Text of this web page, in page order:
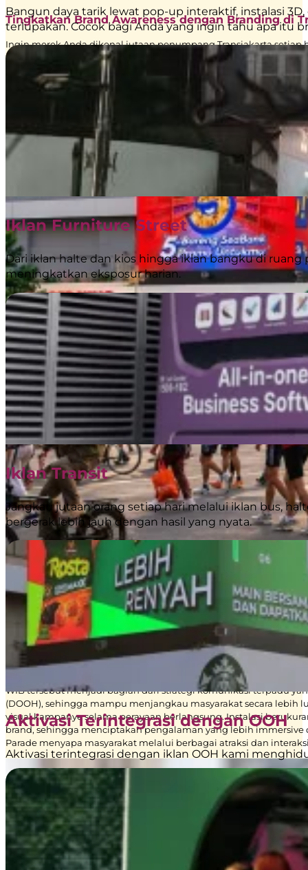
Tingkatkan Brand Awareness dengan Branding di
Ingin merek Anda dikenal jutaan penumpang Transjakarta
awareness Anda. Seperti…
Juli 16, 2026
BoostAD Hadirkan Pengalaman Brand yang
Jakarta, 5 Juli 2026 – Dalam rangka perayaan anniversary ke-5
installation, serta berbagai pengalaman interaktif di kawasan Car
WIB tersebut menjadi bagian dari strategi komunikasi terpadu
(DOOH), sehingga mampu menjangkau masyarakat secara
visual kampanye selama perayaan berlangsung. Instalasi
brand, sehingga menciptakan pengalaman yang lebih
Parade menyapa masyarakat melalui berbagai atraksi dan
Bangun daya tarik lewat pop-up interaktif, instalasi
terlupakan. Cocok bagi Anda yang ingin tahu apa itu
Iklan Furniture Street
Dari iklan halte dan kios hingga iklan bangku di
meningkatkan eksposur harian.
Iklan Transit
Jangkau jutaan orang setiap hari melalui iklan bus,
bergerak lebih jauh dengan hasil yang nyata.
Aktivasi Terintegrasi dengan OOH
Aktivasi terintegrasi dengan iklan OOH kami